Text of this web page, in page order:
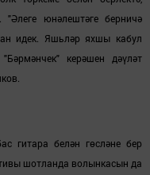
юнәлештәге берничә
идек. Яшьләр яхшы кабул
керәшен дәүләт
гитара белән гөсләне бер
шотланда волынкасын да